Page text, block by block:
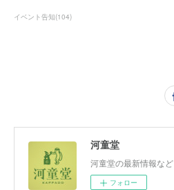
イベント告知(104)
河童堂
河童堂の最新情報など
フォロー